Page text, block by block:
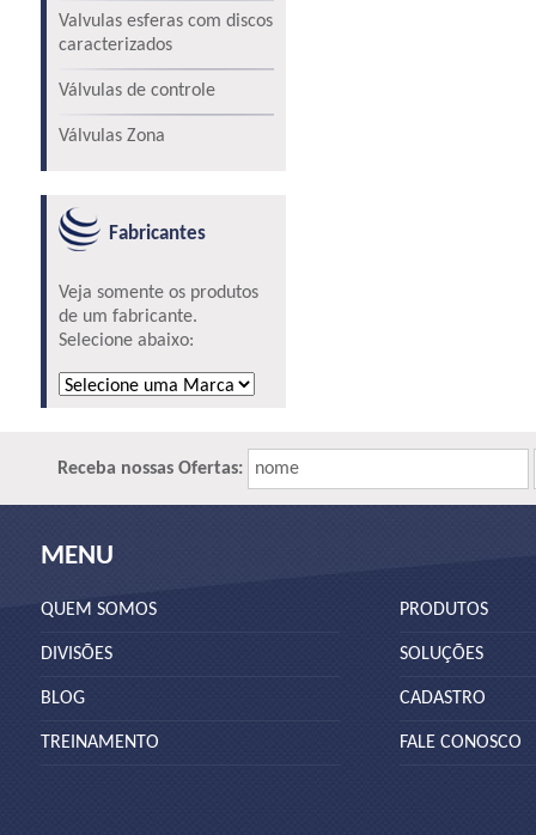
Valvulas esferas com discos
caracterizados
Válvulas de controle
Válvulas Zona
Fabricantes
Veja somente os produtos
de um fabricante.
Selecione abaixo:
Receba nossas Ofertas: nome
MENU
QUEM SOMOS
DIVISÕES
BLOG
TREINAMENTO
PRODUTOS
SOLUÇÕES
CADASTRO
FALE CONOSCO